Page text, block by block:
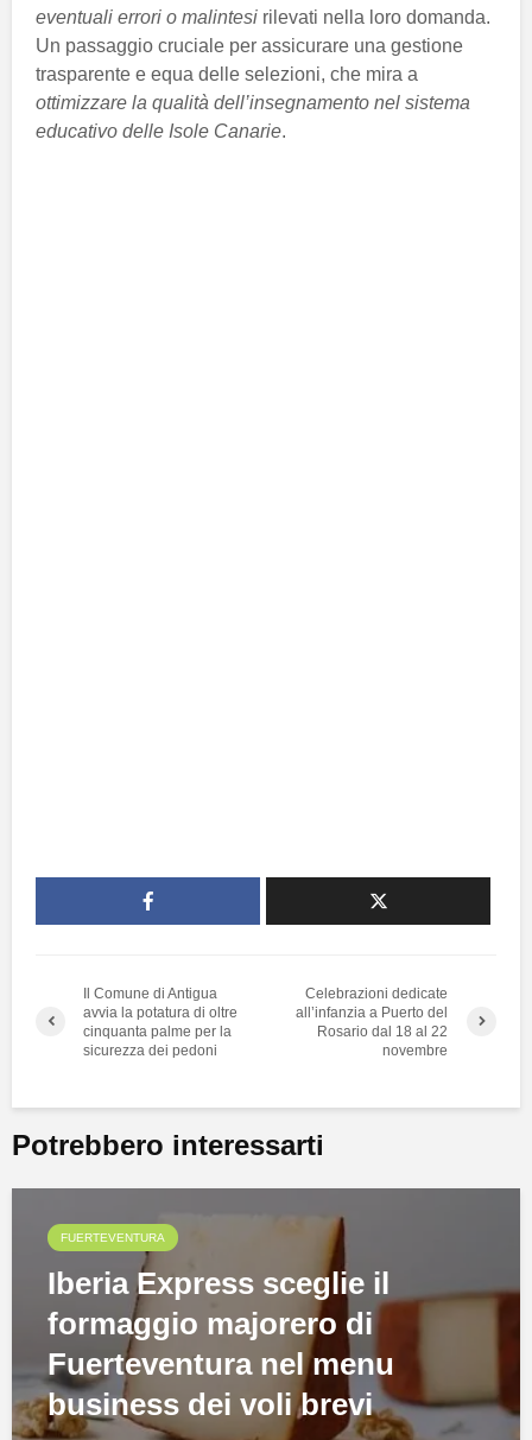
eventuali errori o malintesi rilevati nella loro domanda.
Un passaggio cruciale per assicurare una gestione
trasparente e equa delle selezioni, che mira a
ottimizzare la qualità dell’insegnamento nel sistema
educativo delle Isole Canarie.
Il Comune di Antigua
avvia la potatura di oltre
cinquanta palme per la
sicurezza dei pedoni
Celebrazioni dedicate
all’infanzia a Puerto del
Rosario dal 18 al 22
novembre
Potrebbero interessarti
FUERTEVENTURA
Iberia Express sceglie il
formaggio majorero di
Fuerteventura nel menu
business dei voli brevi